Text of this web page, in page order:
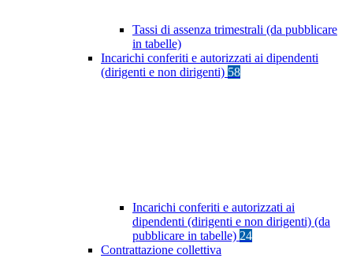
Tassi di assenza trimestrali (da pubblicare
in tabelle)
Incarichi conferiti e autorizzati ai dipendenti
(dirigenti e non dirigenti) 58
Incarichi conferiti e autorizzati ai
dipendenti (dirigenti e non dirigenti) (da
pubblicare in tabelle) 24
Contrattazione collettiva